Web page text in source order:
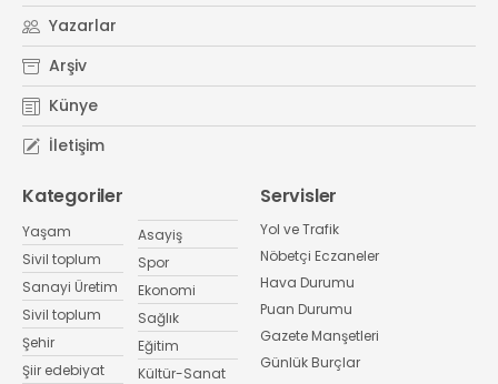
Yazarlar
Arşiv
Künye
İletişim
Kategoriler
Yaşam
Sivil toplum
Sanayi Üretim
Sivil toplum
Şehir
Şiir edebiyat
Asayiş
Spor
Ekonomi
Sağlık
Eğitim
Kültür-Sanat
Servisler
Yol ve Trafik
Nöbetçi Eczaneler
Hava Durumu
Puan Durumu
Gazete Manşetleri
Günlük Burçlar